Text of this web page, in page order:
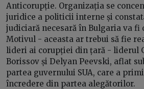
Anticorupție. Organizația se
juridice a politicii interne și
judiciară necesară în Bulgaria va fi
Motivul - aceasta ar trebui să fie
lideri ai corupției din țară - liderul
Borissov și Delyan Peevski, aflat
partea guvernului SUA, care a
încredere din partea alegătorilor.